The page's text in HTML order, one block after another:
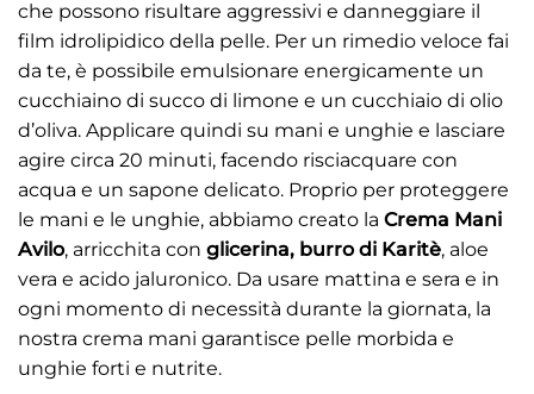
che possono risultare aggressivi e danneggiare il
film idrolipidico della pelle. Per un rimedio veloce fai
da te, è possibile emulsionare energicamente un
cucchiaino di succo di limone e un cucchiaio di olio
d’oliva. Applicare quindi su mani e unghie e lasciare
agire circa 20 minuti, facendo risciacquare con
acqua e un sapone delicato. Proprio per proteggere
le mani e le unghie, abbiamo creato la Crema Mani
Avilo, arricchita con glicerina, burro di Karitè, aloe
vera e acido jaluronico. Da usare mattina e sera e in
ogni momento di necessità durante la giornata, la
nostra crema mani garantisce pelle morbida e
unghie forti e nutrite.